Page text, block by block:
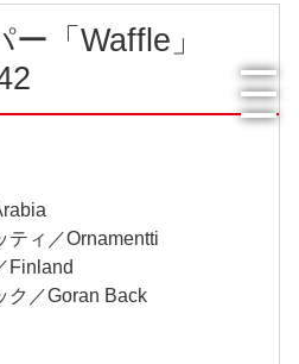
ィア掲載情報
ーペーパー使用食器紹介
の記事
2022年8月
「Waffle」
ティ／Ornamentti
Finland
ク／Goran Back